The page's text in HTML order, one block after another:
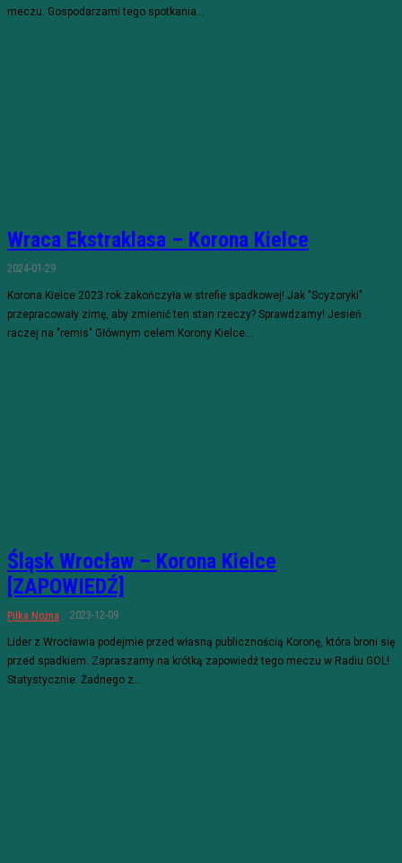
meczu. Gospodarzami tego spotkania...
Wraca Ekstraklasa – Korona Kielce
2024-01-29
Korona Kielce 2023 rok zakończyła w strefie spadkowej! Jak "Scyzoryki"
przepracowały zimę, aby zmienić ten stan rzeczy? Sprawdzamy! Jesień
raczej na "remis" Głównym celem Korony Kielce...
Śląsk Wrocław – Korona Kielce
[ZAPOWIEDŹ]
Piłka Nożna 2023-12-09
Lider z Wrocławia podejmie przed własną publicznością Koronę, która broni się
przed spadkiem. Zapraszamy na krótką zapowiedź tego meczu w Radiu GOL!
Statystycznie: Żadnego z...